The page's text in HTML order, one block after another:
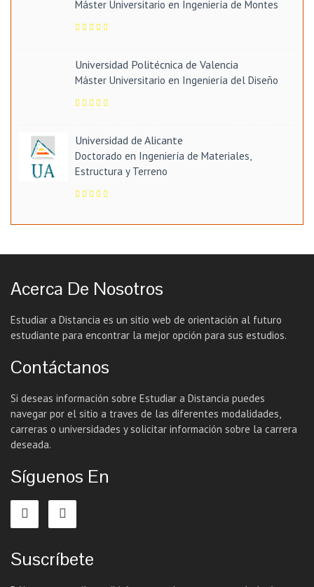
Máster Universitario en Ingeniería de Montes
Universidad Politécnica de Valencia
Máster Universitario en Ingeniería del Diseño
Universidad de Alicante
Doctorado en Ingeniería de Materiales,
Estructura y Terreno
Acerca De Nosotros
Estudiar a Distancia es un sitio web de orientación al futuro
estudiante para encontrar la mejor opción para sus estudios.
Contáctanos
Si deseas información sobre Estudiar a Distancia puedes
navegar por el sitio a traves de las diferentes modalidades,
carreras o universidades y solicitar información sobre la carrera
deseada.
Síguenos En
Suscríbete